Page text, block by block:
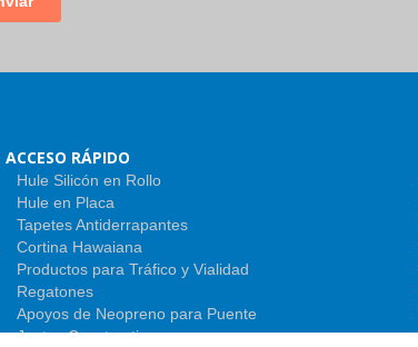
ACCESO RÁPIDO
Hule Silicón en Rollo
Hule en Placa
Tapetes Antiderrapantes
Cortina Hawaiana
Productos para Tráfico y Vialidad
Regatones
Apoyos de Neopreno para Puente
Juntas Constructivas